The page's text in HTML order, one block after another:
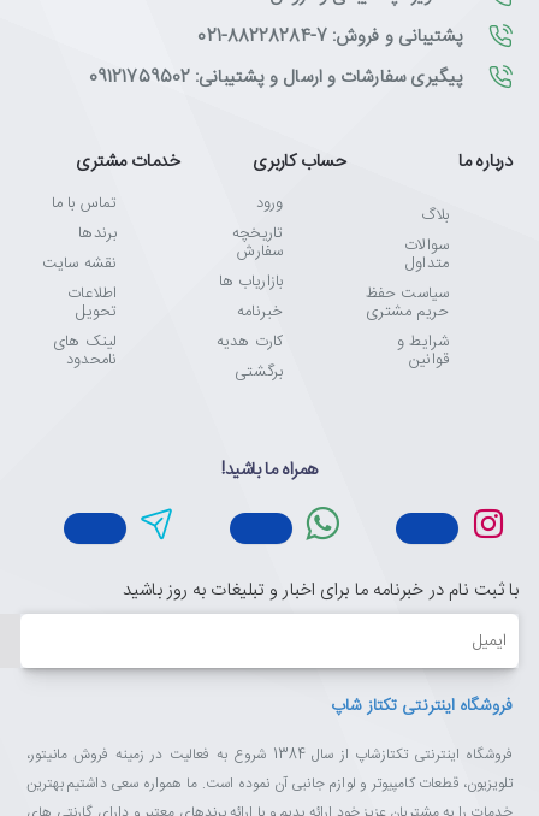
پشتیبانی و فروش: 7-88228284-021
پیگیری سفارشات و ارسال و پشتیبانی: 09121759502
درباره ما
بلاگ
سوالات
متداول
سیاست حفظ
حریم مشتری
شرایط و
قوانین
حساب کاربری
ورود
تاریخچه
سفارش
بازاریاب ها
خبرنامه
کارت هدیه
برگشتی
خدمات مشتری
تماس با ما
برندها
نقشه سایت
اطلاعات
تحویل
لینک های
نامحدود
همراه ما باشید!
با ثبت نام در خبرنامه ما برای اخبار و تبلیغات به روز باشید
ایمیل
فروشگاه اینترنتی تکتاز شاپ
فروشگاه اینترنتی تکتازشاپ از سال 1384 شروع به فعالیت در زمینه فروش مانیتور،
تلویزیون، قطعات کامپیوتر و لوازم جانبی آن نموده است. ما همواره سعی داشتیم بهترین